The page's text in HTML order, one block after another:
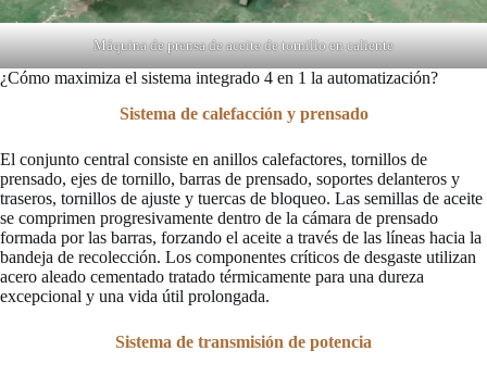
Máquina de prensa de aceite de tornillo en caliente
¿Cómo maximiza el sistema integrado 4 en 1 la automatización?
Sistema de calefacción y prensado
El conjunto central consiste en anillos calefactores, tornillos de
prensado, ejes de tornillo, barras de prensado, soportes delanteros y
traseros, tornillos de ajuste y tuercas de bloqueo. Las semillas de aceite
se comprimen progresivamente dentro de la cámara de prensado
formada por las barras, forzando el aceite a través de las líneas hacia la
bandeja de recolección. Los componentes críticos de desgaste utilizan
acero aleado cementado tratado térmicamente para una dureza
excepcional y una vida útil prolongada.
Sistema de transmisión de potencia